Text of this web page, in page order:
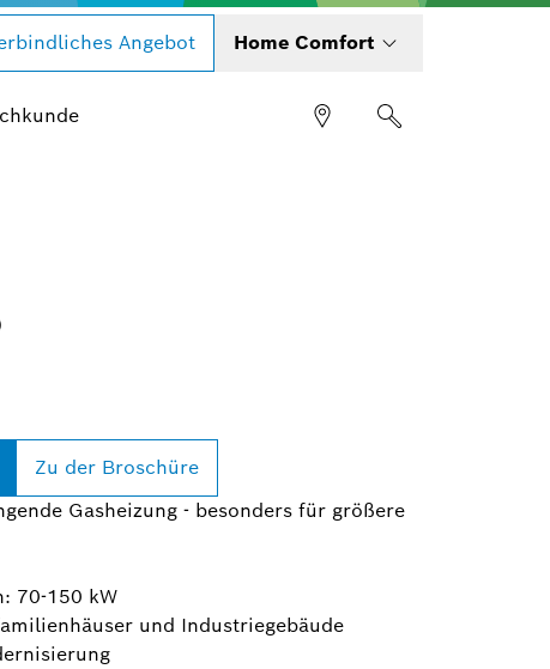
Angebot Home Comfort
Zu der Broschüre
Gasheizung - besonders für größere
70-150 kW
und Industriegebäude